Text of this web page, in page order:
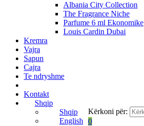
Albania City Collection
The Fragrance Niche
Parfume 6 ml Ekonomike
Louis Cardin Dubai
Kremra
Vajra
Sapun
Cajra
Te ndryshme
Kontakt
Shqip
Shqip
English
Kërkoni për:
0